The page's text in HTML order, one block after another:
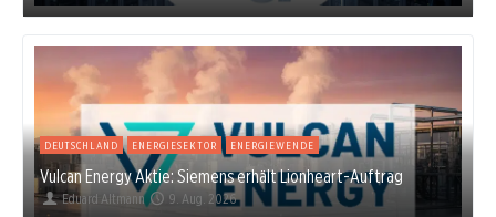
DEUTSCHLAND ENERGIESEKTOR ENERGIEWENDE
Vulcan Energy Aktie: Siemens erhält Lionheart-Auftrag
Eduard Altmann 9. Aug. 2026